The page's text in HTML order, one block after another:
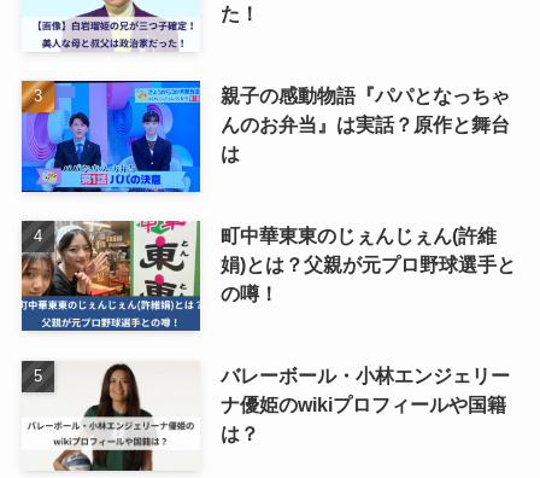
た！
親子の感動物語『パパとなっちゃ
んのお弁当』は実話？原作と舞台
は
町中華東東のじぇんじぇん(許維
娟)とは？父親が元プロ野球選手と
の噂！
バレーボール・小林エンジェリー
ナ優姫のwikiプロフィールや国籍
は？